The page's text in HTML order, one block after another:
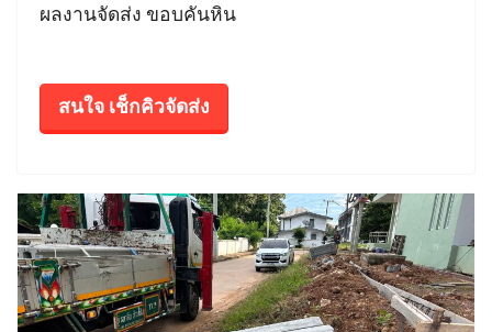
ผลงานจัดส่ง ขอบคันหิน
สนใจ เช็กคิวจัดส่ง